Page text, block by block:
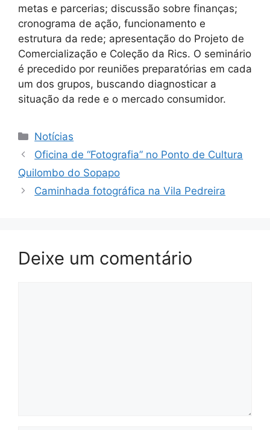
metas e parcerias; discussão sobre finanças;
cronograma de ação, funcionamento e
estrutura da rede; apresentação do Projeto de
Comercialização e Coleção da Rics. O seminário
é precedido por reuniões preparatórias em cada
um dos grupos, buscando diagnosticar a
situação da rede e o mercado consumidor.
Categorias
Notícias
Oficina de “Fotografia” no Ponto de Cultura
Quilombo do Sopapo
Caminhada fotográfica na Vila Pedreira
Deixe um comentário